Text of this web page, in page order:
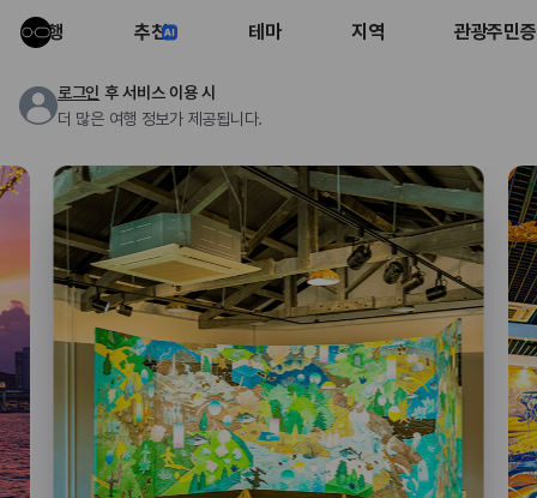
여행 추천 테마 지역 관광주민증
로그인 후 서비스 이용 시
더 많은 여행 정보가 제공됩니다.